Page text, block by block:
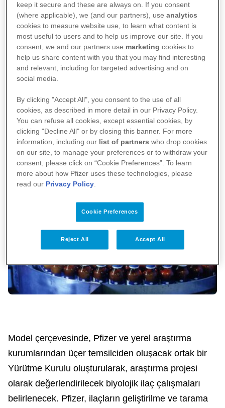
9 Eylül 2011, İstanbul- Pfizer, en üst
düzeyde yaşam bilimleri araştırmaları yapan
kurumlarla çalışmalarını San Francisco ve
New York’takilere ek olarak Boston’da kurulan
ilaç keşif ve geliştirme çalışmalarını
hızlandırmayı hedefliyor.
Model çerçevesinde, Pfizer ve yerel araştırma
kurumlarından üçer temsilciden oluşacak ortak bir
Yürütme Kurulu oluşturularak, araştırma projesi
olarak değerlendirilecek biyolojik ilaç çalışmaları
belirlenecek. Pfizer, ilaçların geliştirilme ve tarama
keep it secure and these are always on. If you consent
(where applicable), we (and our partners), useanalytics
cookies to measure website use, to learn what content is
most useful to users and to help us improve our site. If you
consent, we and our partners use marketing cookies to
help us share content with you that you may find interesting
and relevant, including for targeted advertising and on
social media.
By clicking "Accept All", you consent to the use of all
cookies, as described in more detail in our Privacy Policy.
You can refuse all cookies, except essential cookies, by
clicking "Decline All" or by closing this banner. For more
information, including our list of partners who drop cookies
on our site, to manage your preferences or to withdraw your
consent, please click on “Cookie Preferences”. To learn
more about how Pfizer uses these technologies, please
read our Privacy Policy.
Cookie Preferences
Reject All Accept All